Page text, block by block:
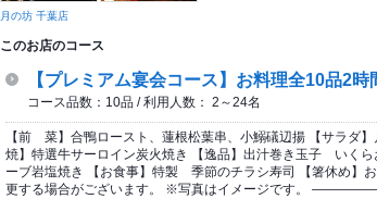
月の坊 千葉店
このお店のコース
【プレミアム宴会コース】お料理全10品2
コース品数：10品 / 利用人数： 2～24名
【前 菜】合鴨ロースト、蓮根松葉串、小鰯礒辺揚 【サラダ
焼】特選牛サーロイン炭火焼き 【逸品】出汁巻き玉子 いく
ーブ岩塩焼き 【お食事】特製 季節のチラシ寿司 【箸休め
更する場合がございます。 ※写真はイメージです。